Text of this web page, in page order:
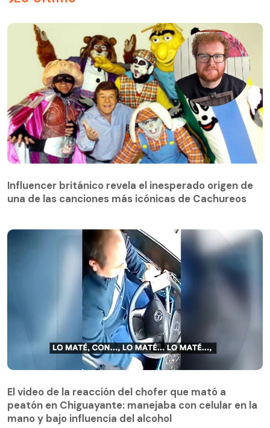
Influencer británico revela el inesperado origen de
una de las canciones más icónicas de Cachureos
peatón en Chiguayante: manejaba con celular en la
mano y bajo influencia del alcohol
El video de la reacción del chofer que mató a
peatón en Chiguayante: manejaba con celular en la
mano y bajo influencia del alcohol